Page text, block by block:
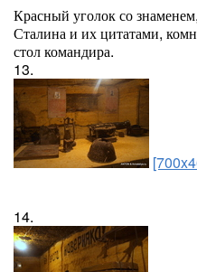
Красный уголок со
Сталина и их цитатами,
стол командира.
13.
14.